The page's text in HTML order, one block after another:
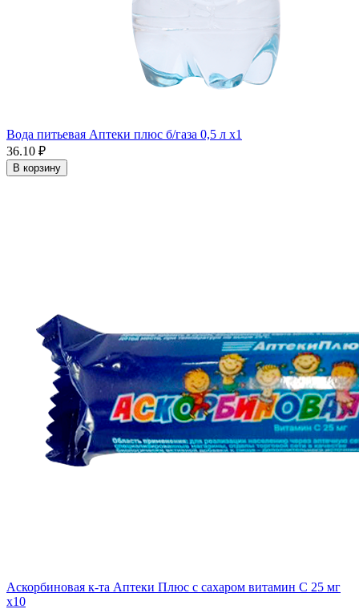
Вода питьевая Аптеки плюс б/газа 0,5 л x1
36.10 ₽
В корзину
Аскорбиновая к-та Аптеки Плюс с сахаром витамин С 25 мг
x10